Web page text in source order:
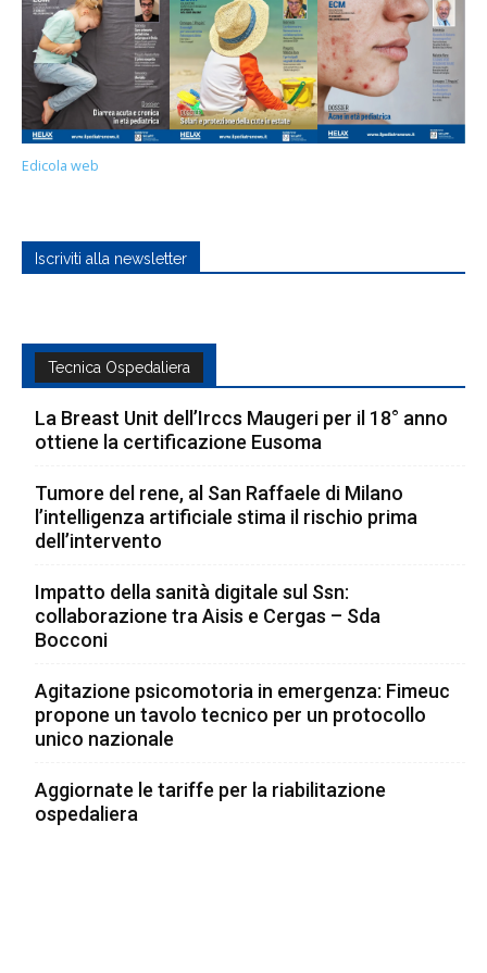
Edicola web
Iscriviti alla newsletter
Tecnica Ospedaliera
La Breast Unit dell’Irccs Maugeri per il 18° anno
ottiene la certificazione Eusoma
Tumore del rene, al San Raffaele di Milano
l’intelligenza artificiale stima il rischio prima
dell’intervento
Impatto della sanità digitale sul Ssn:
collaborazione tra Aisis e Cergas – Sda
Bocconi
Agitazione psicomotoria in emergenza: Fimeuc
propone un tavolo tecnico per un protocollo
unico nazionale
Aggiornate le tariffe per la riabilitazione
ospedaliera